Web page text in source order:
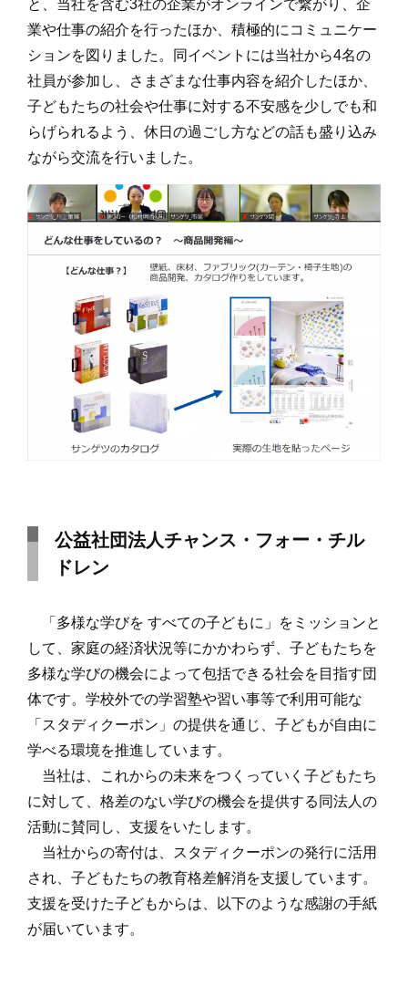
と、当社を含む3社の企業がオンラインで繋がり、企
業や仕事の紹介を行ったほか、積極的にコミュニケー
ションを図りました。同イベントには当社から4名の
社員が参加し、さまざまな仕事内容を紹介したほか、
子どもたちの社会や仕事に対する不安感を少しでも和
らげられるよう、休日の過ごし方などの話も盛り込み
ながら交流を行いました。
公益社団法人チャンス・フォー・チル
ドレン
「多様な学びを すべての子どもに」をミッションと
して、家庭の経済状況等にかかわらず、子どもたちを
多様な学びの機会によって包括できる社会を目指す団
体です。学校外での学習塾や習い事等で利用可能な
「スタディクーポン」の提供を通じ、子どもが自由に
学べる環境を推進しています。
当社は、これからの未来をつくっていく子どもたち
に対して、格差のない学びの機会を提供する同法人の
活動に賛同し、支援をいたします。
当社からの寄付は、スタディクーポンの発行に活用
され、子どもたちの教育格差解消を支援しています。
支援を受けた子どもからは、以下のような感謝の手紙
が届いています。